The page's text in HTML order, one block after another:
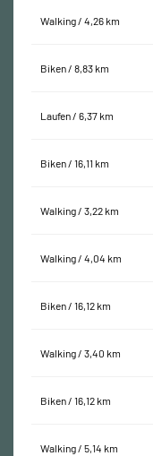
Walking / 4,26 km
Biken / 8,83 km
Laufen / 6,37 km
Biken / 16,11 km
Walking / 3,22 km
Walking / 4,04 km
Biken / 16,12 km
Walking / 3,40 km
Biken / 16,12 km
Walking / 5,14 km